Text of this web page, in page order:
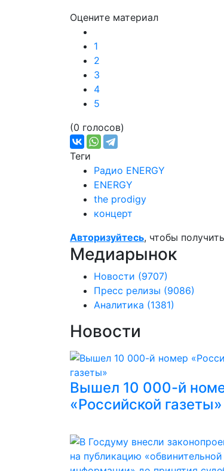
Оцените материал
1
2
3
4
5
(0 голосов)
Теги
Радио ENERGY
ENERGY
the prodigy
концерт
Авторизуйтесь, чтобы
Медиарынок
Новости (9707)
Пресс релизы (9086)
Аналитика (1381)
Новости
Вышел 10 000-й
«Российской газеты»